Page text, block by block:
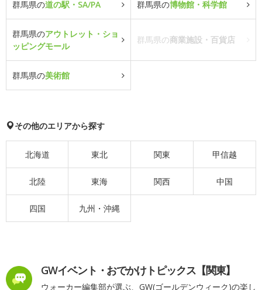
群馬県の道の駅・SA/PA 群馬県の博物館・科学館
群馬県のアウトレット・ショ
ッピングモール
群馬県の商業施設・百貨店
群馬県の美術館
その他のエリアから探す
北海道 東北 関東 甲信越
北陸 東海 関西 中国
四国 九州・沖縄
GWイベント・おでかけトピックス【関東】
ウォーカー編集部が選ぶ、GW(ゴールデンウィーク)の楽し